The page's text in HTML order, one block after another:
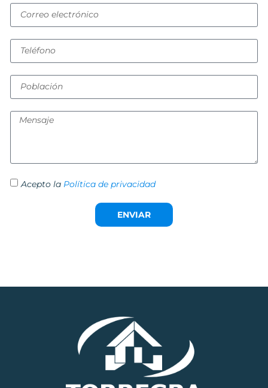
Acepto la Política de privacidad
ENVIAR